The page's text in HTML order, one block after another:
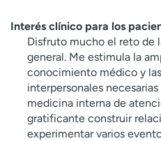
Interés clínico para los
Disfruto mucho el reto de
general. Me estimula la
conocimiento médico y
interpersonales
medicina interna de
gratificante construir
experimentar varios